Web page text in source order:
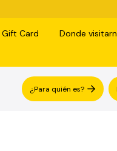
Gift Card Donde
¿Para quién es?